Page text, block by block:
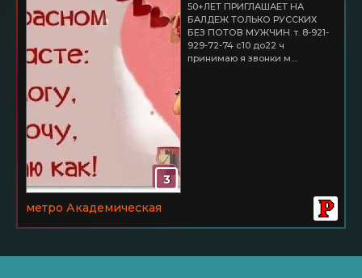
3
50+ЛЕТ ПРИГЛАШАЕТ НА
БАЛДЕЖ ТОЛЬКО РУССКИХ
БЕЗ ПОТОВ МУЖЧИН. т. 8-921-
929-72-74 с10 до22 ч
принимаю я звонки м....
метро Академическая